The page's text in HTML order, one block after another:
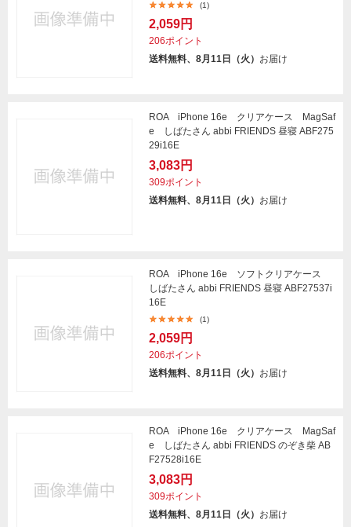
(1)
2,059円
206ポイント
送料無料、8月11日（火） お届け
ROA iPhone 16e クリアケース MagSaf
e しばたさん abbi FRIENDS 昼寝 ABF275
29i16E
3,083円
309ポイント
送料無料、8月11日（火） お届け
ROA iPhone 16e ソフトクリアケース
しばたさん abbi FRIENDS 昼寝 ABF27537i
16E
(1)
2,059円
206ポイント
送料無料、8月11日（火） お届け
ROA iPhone 16e クリアケース MagSaf
e しばたさん abbi FRIENDS のぞき柴 AB
F27528i16E
3,083円
309ポイント
送料無料、8月11日（火） お届け